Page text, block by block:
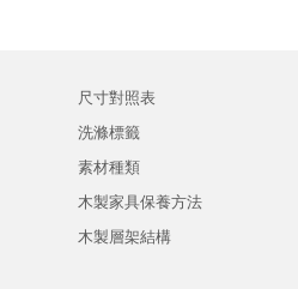
尺寸對照表
洗滌標籤
素材種類
木製家具保養方法
木製層架結構